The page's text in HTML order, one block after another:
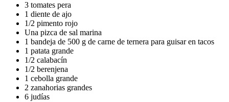
3 tomates pera
1 diente de ajo
1/2 pimento rojo
Una pizca de sal marina
1 bandeja de 500 g de carne de ternera para guisar en tacos
1 patata grande
1/2 calabacín
1/2 berenjena
1 cebolla grande
2 zanahorias grandes
6 judías